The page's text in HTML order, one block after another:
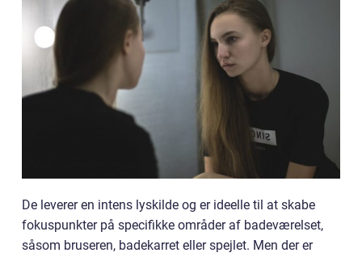
De leverer en intens lyskilde og er ideelle til at skabe
fokuspunkter på specifikke områder af badeværelset,
såsom bruseren, badekarret eller spejlet. Men der er